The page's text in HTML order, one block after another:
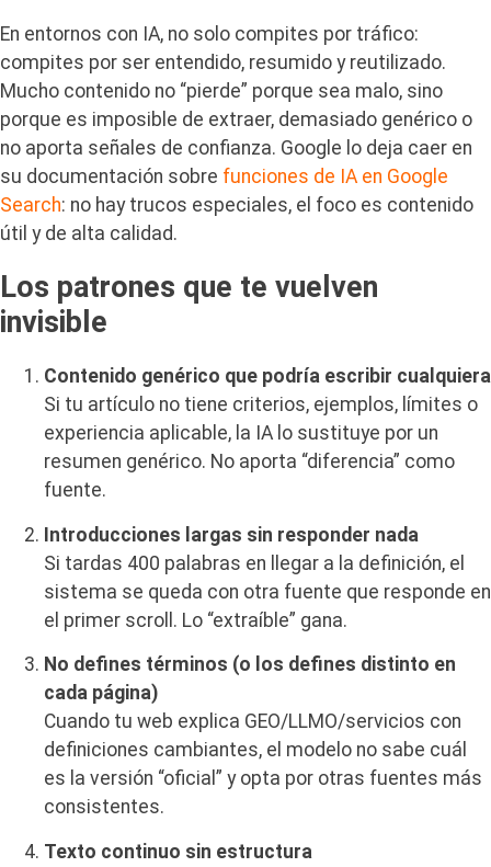
En entornos con IA, no solo compites por tráfico:
compites por ser entendido, resumido y reutilizado.
Mucho contenido no “pierde” porque sea malo, sino
porque es imposible de extraer, demasiado genérico o
no aporta señales de confianza. Google lo deja caer en
su documentación sobre funciones de IA en Google
Search: no hay trucos especiales, el foco es contenido
útil y de alta calidad.
Los patrones que te vuelven
invisible
Contenido genérico que podría escribir cualquiera
Si tu artículo no tiene criterios, ejemplos, límites o
experiencia aplicable, la IA lo sustituye por un
resumen genérico. No aporta “diferencia” como
fuente.
Introducciones largas sin responder nada
Si tardas 400 palabras en llegar a la definición, el
sistema se queda con otra fuente que responde en
el primer scroll. Lo “extraíble” gana.
No defines términos (o los defines distinto en
cada página)
Cuando tu web explica GEO/LLMO/servicios con
definiciones cambiantes, el modelo no sabe cuál
es la versión “oficial” y opta por otras fuentes más
consistentes.
Texto continuo sin estructura